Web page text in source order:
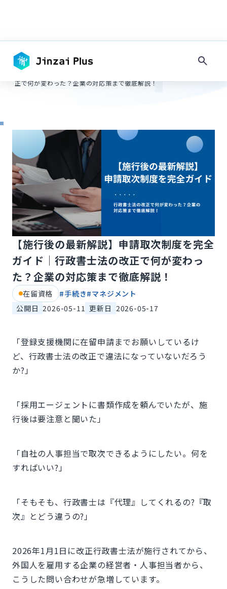
キーワードで探す
ネパール#ミャンマー#地方 大都市圏
日本語教育
マネジメント 入社準備・手続き
面接・選考
求人作成 その他在留資格
留学生・家族滞在
#永住者・定住者 技能実習 #技術・人文知識・国際業務
#農業・水産業 宿泊・飲食 #介護・福祉#建設業#製造業
#IT・システム開発#在留資格 #手続き
#ベトナム#試験#特定技能# 採用
TOP-在留資格
【施行後の最新解説】申請取次制度を完全ガイド｜行政書士法の改
正で何が変わった？企業の対応策まで徹底解説！
【施行後の最新解説】申請取次制度を完全
ガイド｜行政書士法の改正で何が変わっ
た？企業の対応策まで徹底解説！
在留資格 #手続き#マネジメント
公開日 2026-05-11 更新日 2026-05-17
「登録支援機関に在留申請までお願いしているけ
ど、行政書士法の改正で違法になっていないだろう
か?」
「採用エージェントに書類作成を頼んでいたが、施
行後は要注意と聞いた」
「自社の人事担当で取次できるようにしたい。何を
すればいい?」
「そもそも、行政書士は『代理』してくれるの?『取
次』とどう違うの?」
2026年1月1日に改正行政書士法が施行されてから、
外国人を雇用する企業の経営者・人事担当者から、
こうした問い合わせが急増しています。